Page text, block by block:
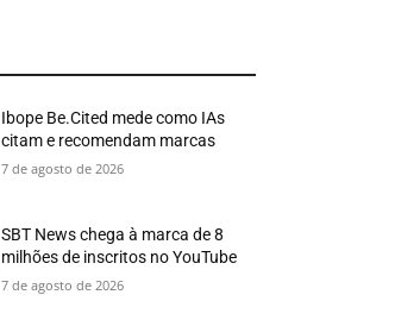
Ibope Be.Cited mede como IAs
citam e recomendam marcas
7 de agosto de 2026
SBT News chega à marca de 8
milhões de inscritos no YouTube
7 de agosto de 2026